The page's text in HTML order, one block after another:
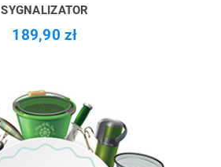
SYGNALIZATOR
189,90 zł